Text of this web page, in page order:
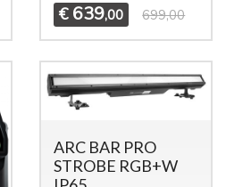
€ 639,00 699,00
ARC BAR PRO
STROBE RGB+W